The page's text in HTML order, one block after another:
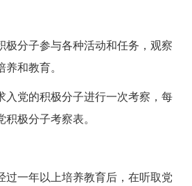
极分子参与各种活动和任务，观察
和教育。
入党的积极分子进行一次考察，每
极分子考察表。
过一年以上培养教育后，在听取党